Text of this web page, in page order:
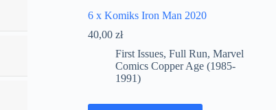
6 x Komiks Iron Man 2020
40,00 zł
First Issues, Full Run, Marvel
Comics Copper Age (1985-
1991)